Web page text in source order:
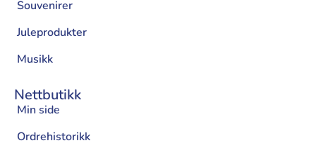
Souvenirer
Juleprodukter
Musikk
Nettbutikk
Min side
Ordrehistorikk